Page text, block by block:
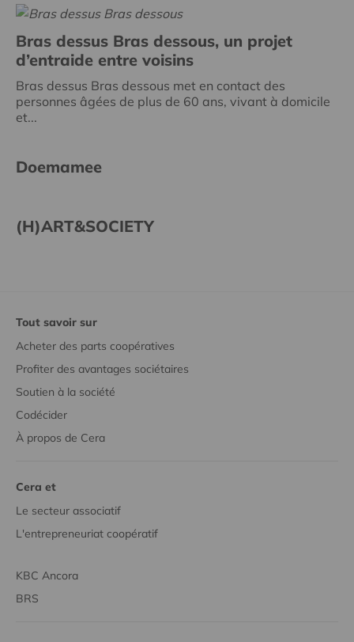
Bras dessus Bras dessous, un projet
d’entraide entre voisins
Bras dessus Bras dessous met en contact des
personnes âgées de plus de 60 ans, vivant à domicile
et...
Doemamee
(H)ART&SOCIETY
Tout savoir sur
Acheter des parts coopératives
Profiter des avantages sociétaires
Soutien à la société
Codécider
À propos de Cera
Cera et
Le secteur associatif
L'entrepreneuriat coopératif
KBC Ancora
BRS